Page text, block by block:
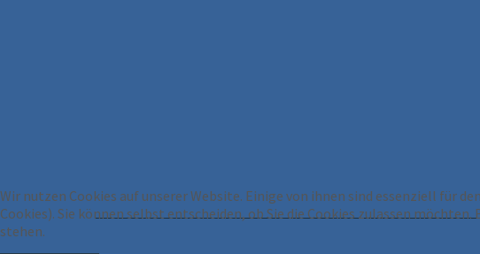
Wir nutzen Cookies auf unserer Website. Einige von ihnen sind essenziell für
Cookies). Sie können selbst entscheiden, ob Sie die Cookies zulassen
stehen.